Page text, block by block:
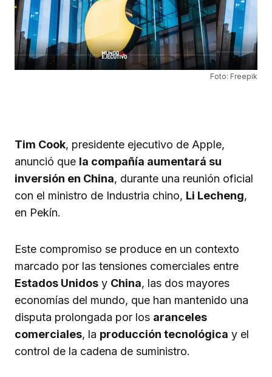
Foto: Freepik
Tim Cook, presidente ejecutivo de Apple,
anunció que la compañía aumentará su
inversión en China, durante una reunión oficial
con el ministro de Industria chino, Li Lecheng,
en Pekín.
Este compromiso se produce en un contexto
marcado por las tensiones comerciales entre
Estados Unidos y China, las dos mayores
economías del mundo, que han mantenido una
disputa prolongada por los aranceles
comerciales, la producción tecnológica y el
control de la cadena de suministro.